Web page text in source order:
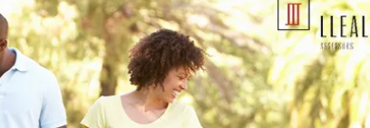
ASSESSORIA EN ESTRANGERIA
PROTECCIÓ DE DADES
SERVEIS IMMOBILIARIS